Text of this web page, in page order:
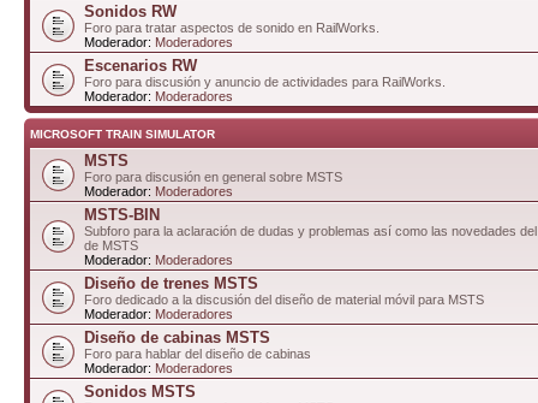
Sonidos RW
Foro para tratar aspectos de sonido en RailWorks.
Moderador: Moderadores
Escenarios RW
Foro para discusión y anuncio de actividades para RailWorks.
Moderador: Moderadores
MICROSOFT TRAIN SIMULATOR
MSTS
Foro para discusión en general sobre MSTS
Moderador: Moderadores
MSTS-BIN
Subforo para la aclaración de dudas y problemas así como las novedades
de MSTS
Moderador: Moderadores
Diseño de trenes MSTS
Foro dedicado a la discusión del diseño de material móvil para MSTS
Moderador: Moderadores
Diseño de cabinas MSTS
Foro para hablar del diseño de cabinas
Moderador: Moderadores
Sonidos MSTS